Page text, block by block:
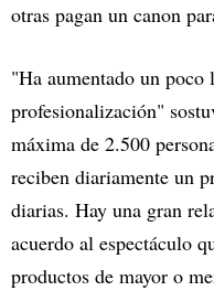
otras pagan un canon
"Ha aumentado un
profesionalización"
máxima de 2.500
reciben diariamente un
diarias. Hay una gran
acuerdo al espectáculo
productos de mayor o